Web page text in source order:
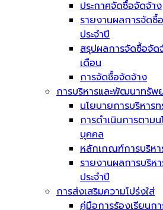
ประกาศจัดซื้อจัดจ้าง
รายงานผลการจัด
ประจำปี
สรุปผลการจัดซื้อจั
เดือน
การจัดซื้อจัดจ้าง
การบริหารและพัฒนาทรัพ
นโยบายการบริหาร
การดำเนินการตาม
บุคคล
หลักเกณฑ์การบริห
รายงานผลการบริ
ประจำปี
การส่งเสริมความโปร่งใส่
คู่มือการร้องเรียนก